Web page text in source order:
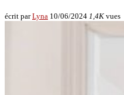
écrit parLyna 10/06/2024 1,4K vues